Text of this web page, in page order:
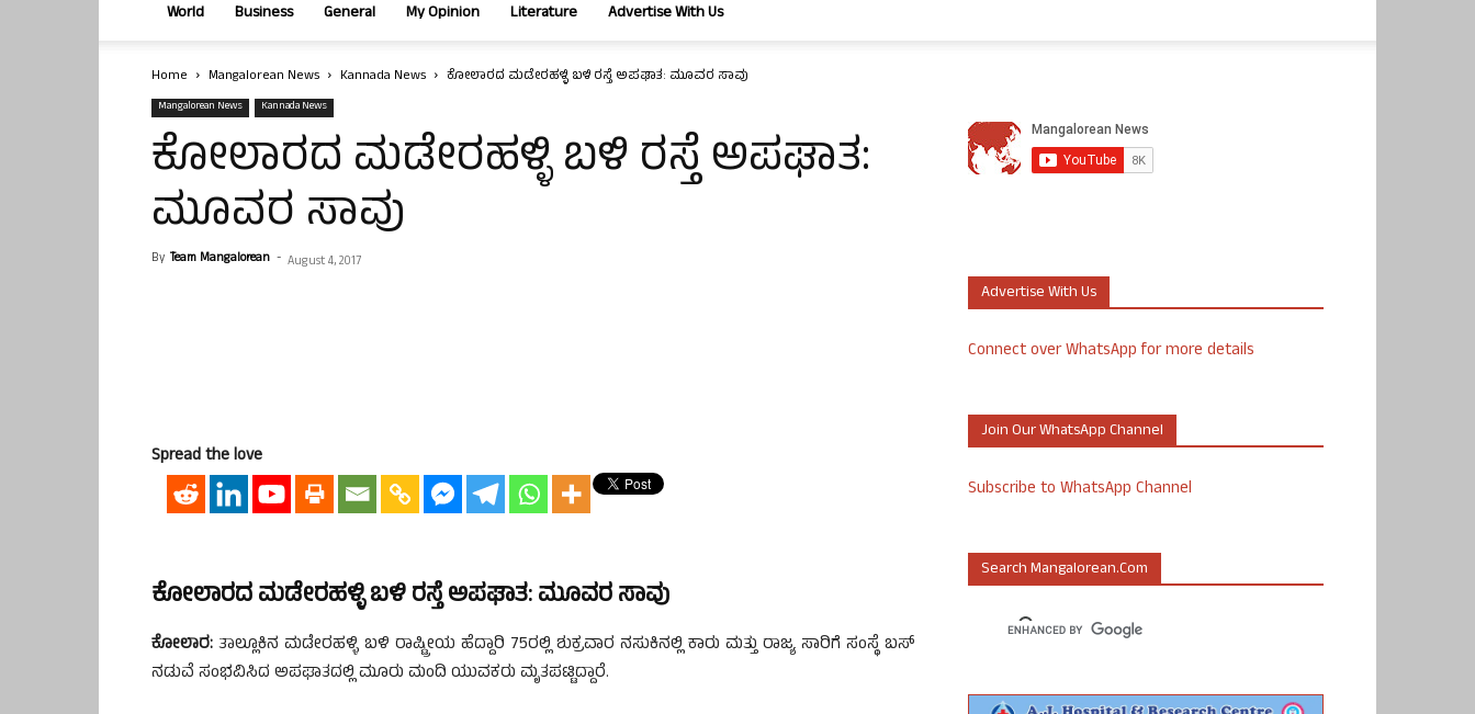
World Business General My Opinion Literature Advertise With Us
Home Mangalorean News Kannada News ಕೋಲಾರದ ಮಡೇರಹಳ್ಳಿ ಬಳಿ ರಸ್ತೆ ಅಪಘಾತ: ಮೂವರ ಸಾವು
Mangalorean News Kannada News
ಕೋಲಾರದ ಮಡೇರಹಳ್ಳಿ ಬಳಿ ರಸ್ತೆ ಅಪಘಾತ:
ಮೂವರ ಸಾವು
By Team Mangalorean - August 4, 2017
Spread the love
ಕೋಲಾರದ ಮಡೇರಹಳ್ಳಿ ಬಳಿ ರಸ್ತೆ ಅಪಘಾತ: ಮೂವರ ಸಾವು
ಕೋಲಾರ: ತಾಲ್ಲೂಕಿನ ಮಡೇರಹಳ್ಳಿ ಬಳಿ ರಾಷ್ಟ್ರೀಯ ಹೆದ್ದಾರಿ 75ರಲ್ಲಿ ಶುಕ್ರವಾರ ನಸುಕಿನಲ್ಲಿ ಕಾರು ಮತ್ತು ರಾಜ್ಯ ಸಾರಿಗೆ ಸಂಸ್ಥೆ ಬಸ್
ನಡುವೆ ಸಂಭವಿಸಿದ ಅಪಘಾತದಲ್ಲಿ ಮೂರು ಮಂದಿ ಯುವಕರು ಮೃತಪಟ್ಟಿದ್ದಾರೆ.
Advertise With Us
Connect over WhatsApp for more details
Join Our WhatsApp Channel
Subscribe to WhatsApp Channel
Search Mangalorean.com